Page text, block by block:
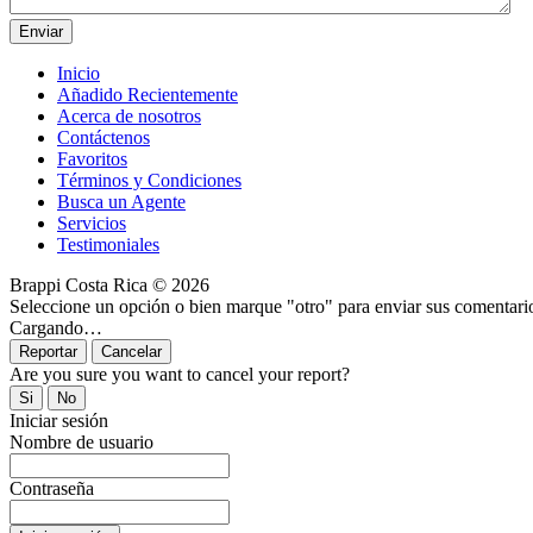
Inicio
Añadido Recientemente
Acerca de nosotros
Contáctenos
Favoritos
Términos y Condiciones
Busca un Agente
Servicios
Testimoniales
Brappi Costa Rica © 2026
Seleccione un opción o bien marque "otro" para enviar sus
Cargando…
Are you sure you want to cancel your report?
Iniciar sesión
Nombre de usuario
Contraseña